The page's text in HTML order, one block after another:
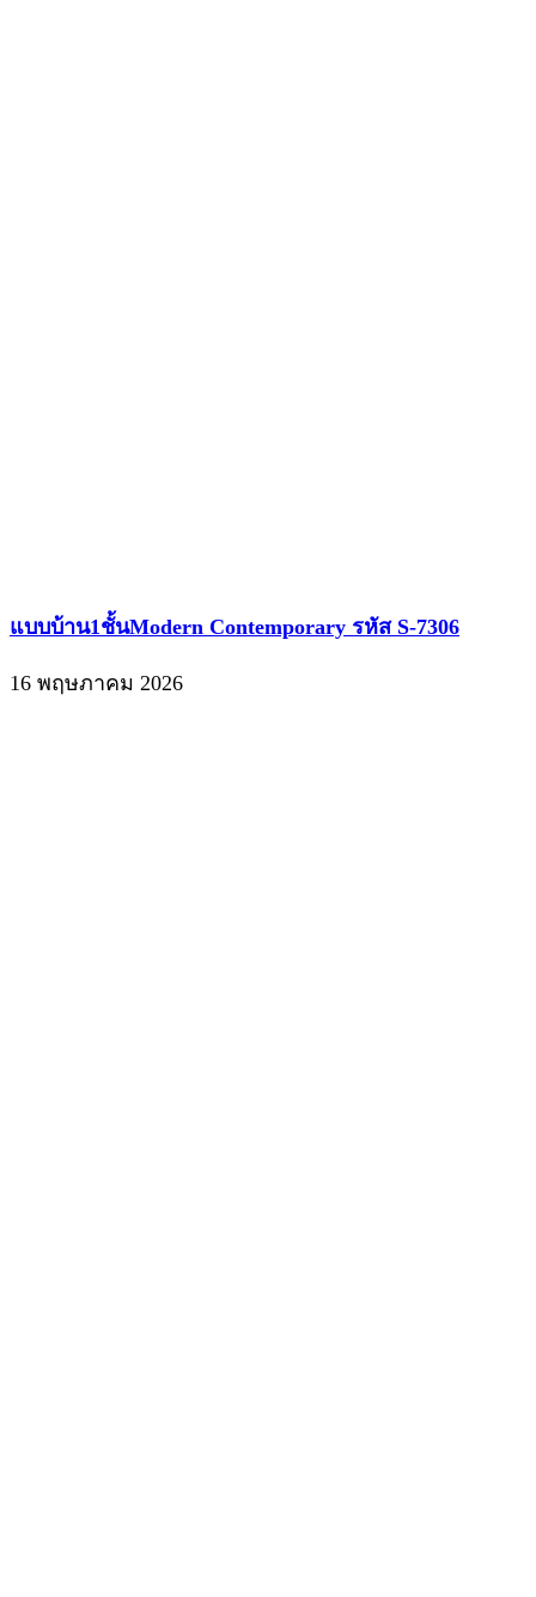
แบบบ้าน1ชั้นModern Contemporary รหัส S-7306
16 พฤษภาคม 2026